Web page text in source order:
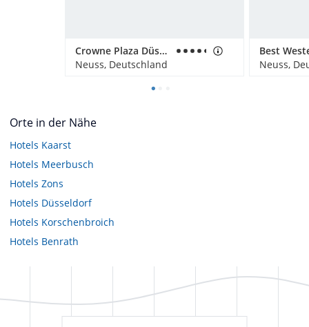
Crowne Plaza Düsseldorf-Neuss
Neuss, Deutschland
Neuss,
Orte in der Nähe
Hotels Kaarst
Hotels Meerbusch
Hotels Zons
Hotels Düsseldorf
Hotels Korschenbroich
Hotels Benrath